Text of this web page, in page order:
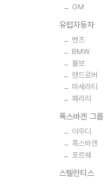
GM
유럽자동차
벤츠
BMW
볼보
랜드로버
마세라티
페라리
폭스바겐 그룹
아우디
폭스바겐
포르쉐
스텔란티스